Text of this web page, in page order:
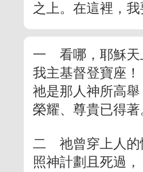
之上。在這裡，
一 看哪，耶穌天
我主基督登寶座！
祂是那人神所高舉
榮耀、尊貴已得著
二 祂曾穿上人的
照神計劃且死過，